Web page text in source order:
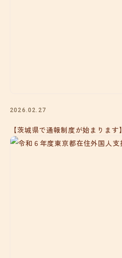
2026.02.27
【茨城県で通報制度が始まります】